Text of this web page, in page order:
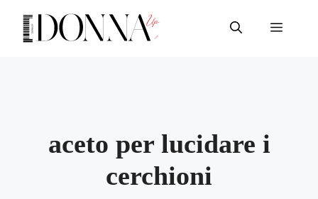
contenuto
Menu
aceto per lucidare i
cerchioni